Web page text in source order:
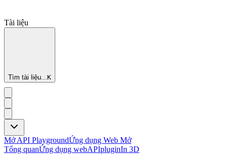
Tài liệu
Tìm tài liệu...K
Mở API PlaygroundỨng dụng Web Mở
Tổng quanỨng dụng webAPIpluginIn 3D